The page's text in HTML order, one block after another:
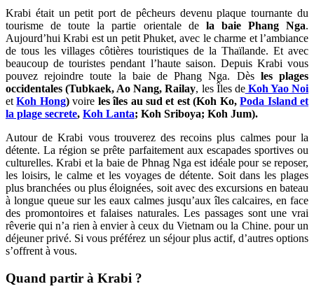
Krabi était un petit port de pêcheurs devenu plaque tournante du
tourisme de toute la partie orientale de la baie Phang Nga.
Aujourd’hui Krabi est un petit Phuket, avec le charme et l’ambiance
de tous les villages côtières touristiques de la Thaïlande. Et avec
beaucoup de touristes pendant l’haute saison. Depuis Krabi vous
pouvez rejoindre toute la baie de Phang Nga. Dèsles plages
occidentales (Tubkaek, Ao Nang, Railay, les Îles deKoh Yao Noi
etKoh Hong)voire les îles au sud et est (Koh Ko,Poda Island et
la plage secrete, Koh Lanta; Koh Sriboya; Koh Jum).
Autour de Krabi vous trouverez des recoins plus calmes pour la
détente. La région se prête parfaitement aux escapades sportives ou
culturelles. Krabi et la baie de Phnag Nga est idéale pour se reposer,
les loisirs, le calme et les voyages de détente. Soit dans les plages
plus branchées ou plus éloignées, soit avec des excursions en bateau
à longue queue sur les eaux calmes jusqu’aux îles calcaires, en face
des promontoires et falaises naturales. Les passages sont une vrai
rêverie qui n’a rien à envier à ceux du Vietnam ou la Chine. pour un
déjeuner privé. Si vous préférez un séjour plus actif, d’autres options
s’offrent à vous.
Quand partir à Krabi ?